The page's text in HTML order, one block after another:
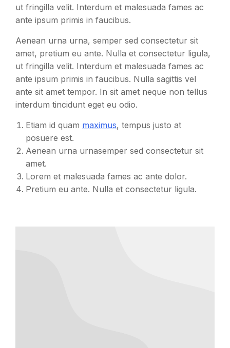
ut fringilla velit. Interdum et malesuada fames ac
ante ipsum primis in faucibus.
Aenean urna urna, semper sed consectetur sit
amet, pretium eu ante. Nulla et consectetur ligula,
ut fringilla velit. Interdum et malesuada fames ac
ante ipsum primis in faucibus. Nulla sagittis vel
ante sit amet tempor. In sit amet neque non tellus
interdum tincidunt eget eu odio.
Etiam id quam maximus, tempus justo at
posuere est.
Aenean urna urnasemper sed consectetur sit
amet.
Lorem et malesuada fames ac ante dolor.
Pretium eu ante. Nulla et consectetur ligula.